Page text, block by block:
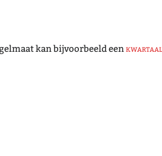
kan bijvoorbeeld een